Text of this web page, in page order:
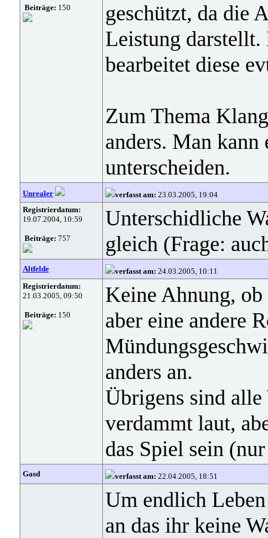
Beiträge: 150
geschützt, da die
Leistung
bearbeitet diese
Zum Thema
anders. Man
unterscheiden.
Unrealer verfasst am: 23.03.2005, 19:04
Registrierdatum:
19.07.2004, 10:59
Beiträge: 757
Unterschidliche
gleich (Frage:
Altfelde verfasst am: 24.03.2005, 10:11
Registrierdatum:
21.03.2005, 09:50
Beiträge: 150
Keine Ahnung, ob
aber eine andere
anders an.
Übrigens sind
verdammt laut,
das Spiel sein
Gasd verfasst am: 22.04.2005, 18:51
Um endlich
an das ihr keine